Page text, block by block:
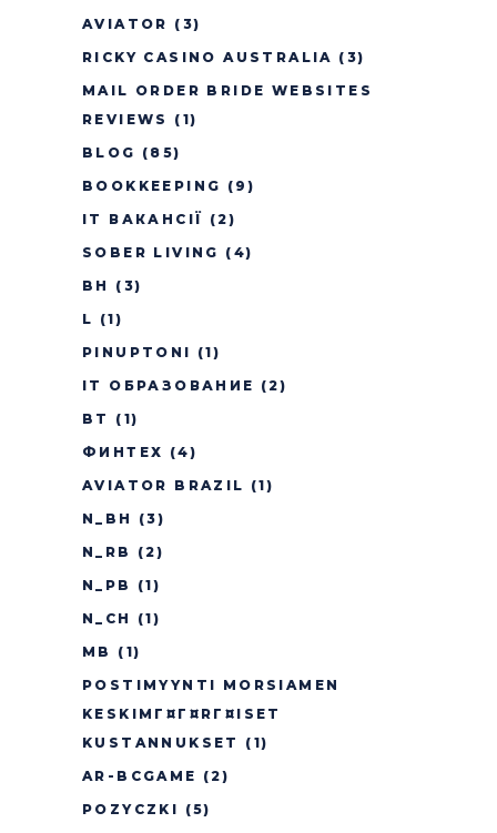
AVIATOR (3)
RICKY CASINO AUSTRALIA (3)
MAIL ORDER BRIDE WEBSITES
REVIEWS
(1)
BLOG (85)
BOOKKEEPING (9)
IT ВАКАНСІЇ
(2)
SOBER LIVING (4)
BH
(3)
L (1)
PINUPTONI (1)
IT ОБРАЗОВАНИЕ (2)
BT
(1)
ФИНТЕХ (4)
AVIATOR BRAZIL (1)
N_BH
(3)
N_RB
(2)
N_PB
(1)
N_CH
(1)
MB
(1)
POSTIMYYNTI MORSIAMEN
KESKIMГ¤Г¤RГ¤ISET
KUSTANNUKSET
(1)
AR-BCGAME (2)
POZYCZKI (5)